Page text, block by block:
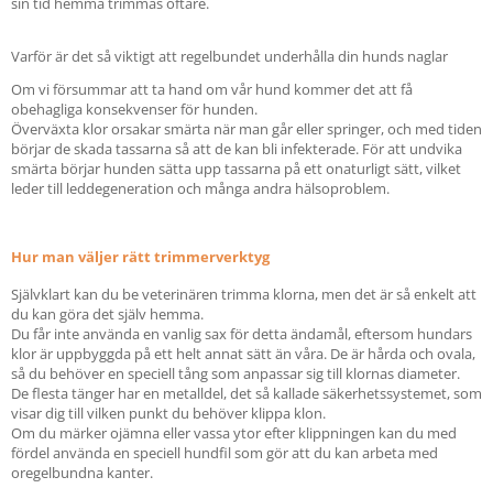
Varför är det så viktigt att regelbundet underhålla din hunds naglar
Om vi försummar att ta hand om vår hund kommer det att få
obehagliga konsekvenser för hunden.
Överväxta klor orsakar smärta när man går eller springer, och med tiden
börjar de skada tassarna så att de kan bli infekterade. För att undvika
smärta börjar hunden sätta upp tassarna på ett onaturligt sätt, vilket
leder till leddegeneration och många andra hälsoproblem.
Hur man väljer rätt trimmerverktyg
Självklart kan du be veterinären trimma klorna, men det är så enkelt att
du kan göra det själv hemma.
Du får inte använda en vanlig sax för detta ändamål, eftersom hundars
klor är uppbyggda på ett helt annat sätt än våra. De är hårda och ovala,
så du behöver en speciell tång som anpassar sig till klornas diameter.
De flesta tänger har en metalldel, det så kallade säkerhetssystemet, som
visar dig till vilken punkt du behöver klippa klon.
Om du märker ojämna eller vassa ytor efter klippningen kan du med
fördel använda en speciell hundfil som gör att du kan arbeta med
oregelbundna kanter.